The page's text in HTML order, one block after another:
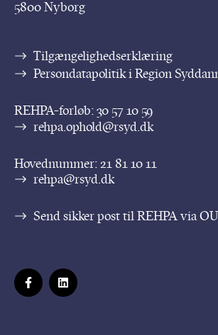
5800 Nyborg
Tilgængelighedserklæring
Persondatapolitik i Region
REHPA-forløb:30 57 10 59
rehpa.ophold@rsyd.dk
Hovednummer:21 81 10 11
rehpa@rsyd.dk
Send sikker post til REHPA via